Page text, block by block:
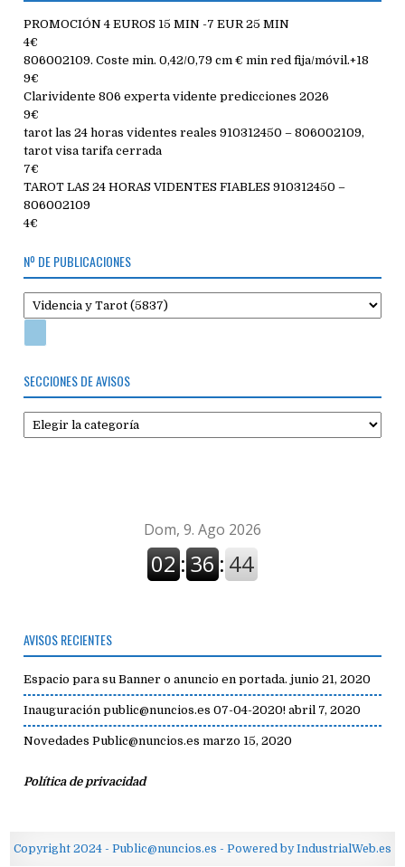
PROMOCIÓN 4 EUROS 15 MIN -7 EUR 25 MIN
4€
806002109. Coste min. 0,42/0,79 cm € min red fija/móvil.+18
9€
Clarividente 806 experta vidente predicciones 2026
9€
tarot las 24 horas videntes reales 910312450 – 806002109,
tarot visa tarifa cerrada
7€
TAROT LAS 24 HORAS VIDENTES FIABLES 910312450 –
806002109
4€
Nº DE PUBLICACIONES
SECCIONES DE AVISOS
Secciones
de
AVISOS RECIENTES
Espacio para su Banner o anuncio en portada. junio 21, 2020
Inauguración public@nuncios.es 07-04-2020! abril 7, 2020
Novedades Public@nuncios.es marzo 15, 2020
Política de privacidad
Copyright 2024 - Public@nuncios.es - Powered by IndustrialWeb.es